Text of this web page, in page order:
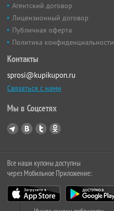
Агентский договор
Лицензионный договор
Публичная оферта
Политика конфиденциальности
Контакты
sprosi@kupikupon.ru
Связаться с нами
Мы в Соцсетях
Все наши купоны доступны
через Мобильное Приложение: